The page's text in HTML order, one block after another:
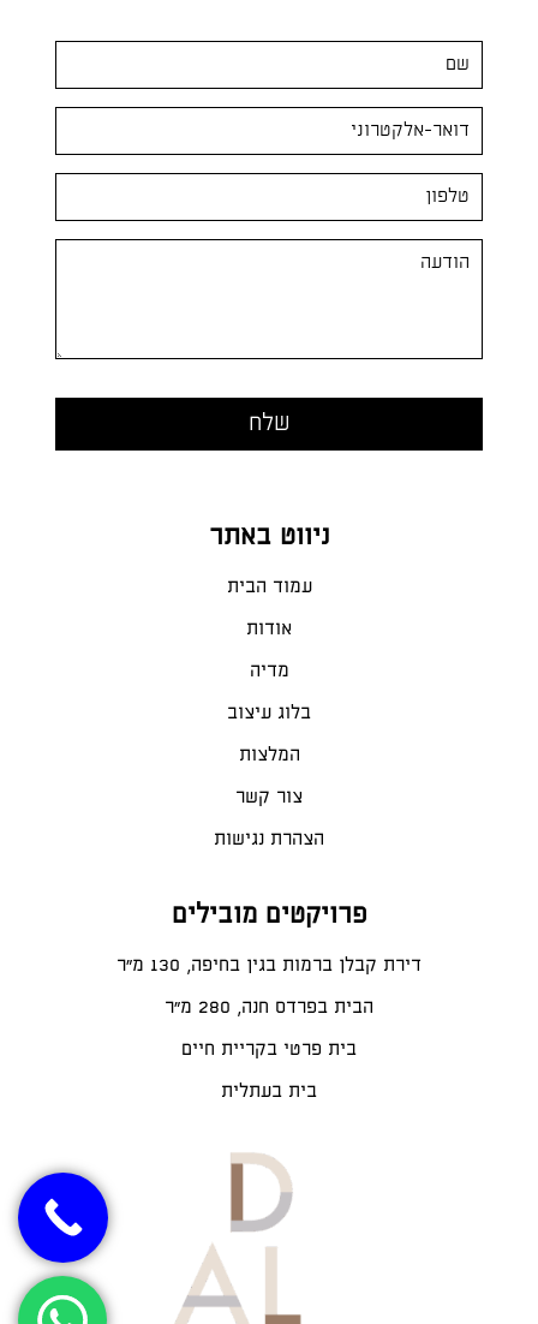
ניווט באתר
עמוד הבית
אודות
מדיה
בלוג עיצוב
המלצות
צור קשר
הצהרת נגישות
פרויקטים מובילים
דירת קבלן ברמות בגין בחיפה, 130 מ"ר
הבית בפרדס חנה, 280 מ״ר
בית פרטי בקריית חיים
בית בעתלית